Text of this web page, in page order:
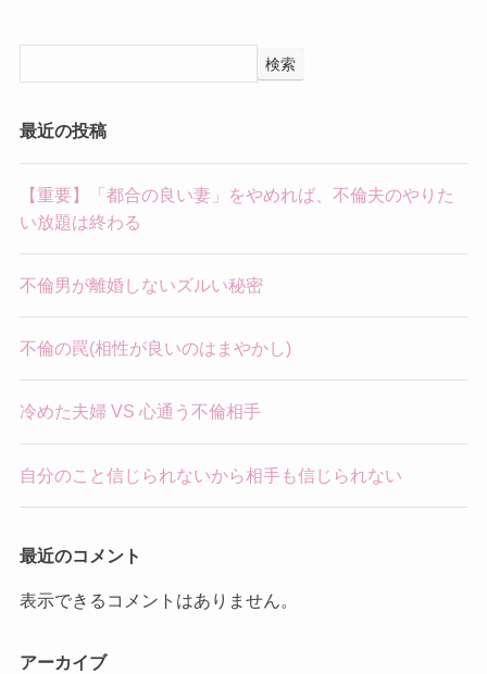
検索
最近の投稿
【重要】「都合の良い妻」をやめれば、不倫夫のやりた
い放題は終わる
不倫男が離婚しないズルい秘密
不倫の罠(相性が良いのはまやかし)
冷めた夫婦 VS 心通う不倫相手
自分のこと信じられないから相手も信じられない
最近のコメント
表示できるコメントはありません。
アーカイブ